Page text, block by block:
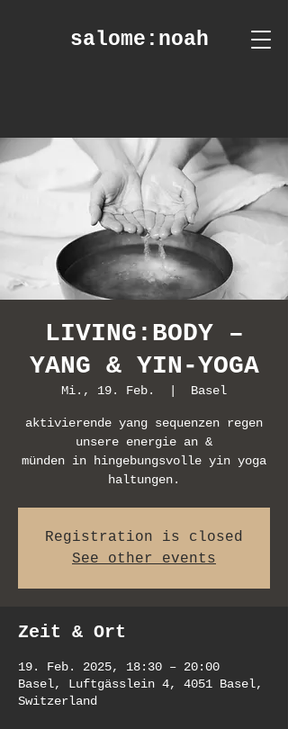
salome :noah
LIVING:BODY –
YANG & YIN-YOGA
Mi., 19. Feb. Basel
aktivierende yang sequenzen regen
unsere energie an &
münden in hingebungsvolle yin yoga
Registration is closed
See other events
Zeit & Ort
19. Feb. 2025, 18:30 – 20:00
Basel, Luftgässlein 4, 4051 Basel,
Switzerland